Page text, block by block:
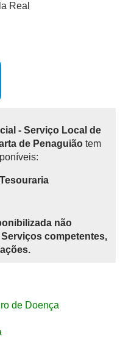
Real
- Serviço Local de
de Penaguião tem
não
competentes,
de Doença